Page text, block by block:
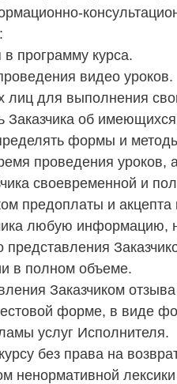
программу курса.
видео уроков.
лиц для выполнения
об
формы и
проведения уроков,
своевременной и
предоплаты и
любую информацию,
представления
в полном объеме.
Заказчиком
форме, в виде
услуг Исполнителя.
без права на
ненормативной